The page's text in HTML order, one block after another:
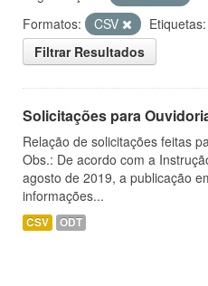
Formatos:
CSV Etiquetas:
Filtrar Resultados
Solicitações para
Relação de solicitações feitas
Obs.: De acordo com a
agosto de 2019, a publicação
informações...
CSV ODT